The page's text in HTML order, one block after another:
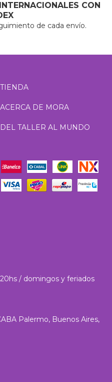
CON
de cada envío.
TIENDA
ACERCA DE MORA
DEL TALLER AL MUNDO
20hs / domingos y feriados
Palermo, Buenos Aires,